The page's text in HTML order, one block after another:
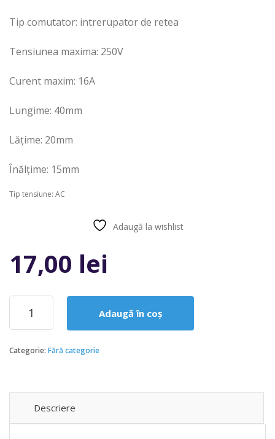
Tip comutator: intrerupator de retea
Tensiunea maxima: 250V
Curent maxim: 16A
Lungime: 40mm
Lățime: 20mm
Înălțime: 15mm
Tip tensiune: AC
Adaugă la wishlist
17,00 lei
Cantitate
INTRERUPATOR
ON/OFF
Adaugă în coș
Categorie: Fără categorie
Descriere